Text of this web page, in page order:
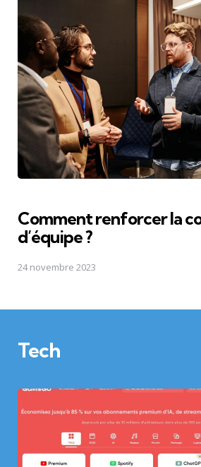
Comment renforcer la
d’équipe ?
24 novembre 2023
Tech